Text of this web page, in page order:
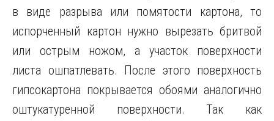
в виде разрыва или помятости картона, то
испорченный картон нужно вырезать бритвой
или острым ножом, а участок поверхности
листа ошпатлевать. После этого поверхность
гипсокартона покрывается обоями аналогично
оштукатуренной поверхности. Так как